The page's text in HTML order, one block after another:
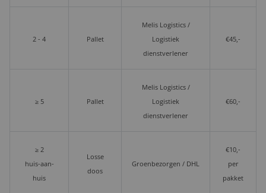
2 - 4 Pallet
Melis Logistics /
Logistiek
dienstverlener
€45,-
≥ 5 Pallet
Melis Logistics /
Logistiek
dienstverlener
€60,-
≥ 2
huis-aan-
huis
Losse
doos
Groenbezorgen / DHL
€10,-
per
pakket